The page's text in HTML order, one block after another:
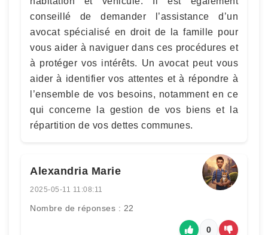
conseillé de demander l’assistance d’un
avocat spécialisé en droit de la famille pour
vous aider à naviguer dans ces procédures et
à protéger vos intérêts. Un avocat peut vous
aider à identifier vos attentes et à répondre à
l’ensemble de vos besoins, notamment en ce
qui concerne la gestion de vos biens et la
répartition de vos dettes communes.
Alexandria Marie
2025-05-11 11:08:11
Nombre de réponses : 22
0